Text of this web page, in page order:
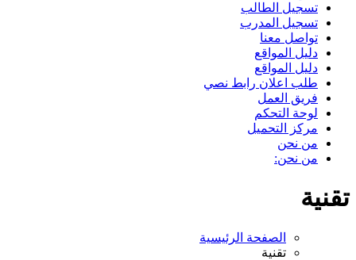
تسجيل الطالب
تسجيل المدرب
تواصل معنا
دليل المواقع
دليل المواقع
طلب اعلان رابط نصي
فريق العمل
لوحة التحكم
مركز التحميل
من نحن
من نحن:
تقنية
الصفحة الرئيسية
تقنية